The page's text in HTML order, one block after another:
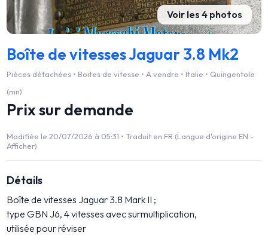
Voir les 4 photos
Boîte de vitesses Jaguar 3.8 Mk2
Pièces détachées • Boites de vitesse • A vendre • Italie • Quingentole
(mn)
Prix sur demande
Modifiée le 20/07/2026 à 05:31 •Traduit en FR (Langue d'origine EN -
Afficher)
Détails
Boîte de vitesses Jaguar 3.8 Mark II ;
type GBN J6, 4 vitesses avec surmultiplication,
utilisée pour réviser